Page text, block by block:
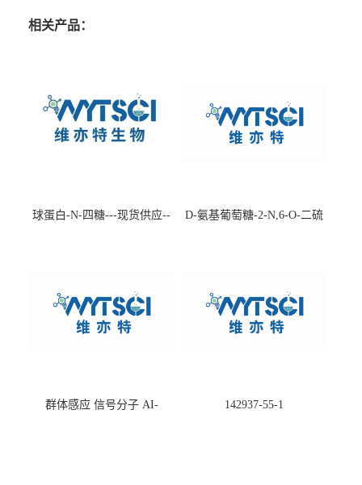
相关产品：
球蛋白-N-四糖---现货供应--
D-氨基葡萄糖-2-N,6-O-二硫
群体感应 信号分子 AI-
142937-55-1